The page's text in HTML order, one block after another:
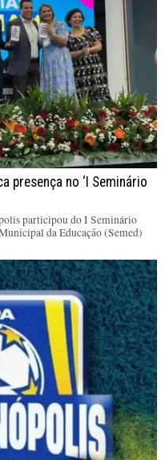
presença no ‘I Seminário
participou do I Seminário
da Educação (Semed)